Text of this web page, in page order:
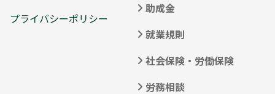
プライバシーポリシー
助成金
就業規則
社会保険・労働保険
労務相談